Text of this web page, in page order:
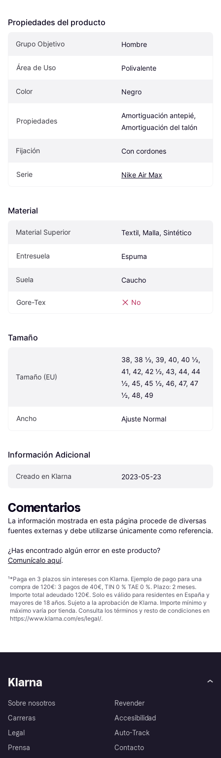
Propiedades del producto
Grupo Objetivo Hombre
Área de Uso Polivalente
Color Negro
Propiedades
Amortiguación antepié,
Amortiguación del talón
Fijación Con cordones
Serie Nike Air Max
Material
Material Superior Textil, Malla, Sintético
Entresuela Espuma
Suela Caucho
Gore-Tex No
Tamaño
Tamaño (EU)
38, 38 ½, 39, 40, 40 ½,
41, 42, 42 ½, 43, 44, 44
½, 45, 45 ½, 46, 47, 47
½, 48, 49
Ancho Ajuste Normal
Información Adicional
Creado en Klarna 2023-05-23
Comentarios
La información mostrada en esta página procede de diversas
fuentes externas y debe utilizarse únicamente como referencia.
¿Has encontrado algún error en este producto?
Comunícalo aquí.
¹*Paga en 3 plazos sin intereses con Klarna. Ejemplo de pago para una
compra de 120€: 3 pagos de 40€, TIN 0 % TAE 0 %. Plazo: 2 meses.
Importe total adeudado 120€. Solo es válido para residentes en España y
mayores de 18 años. Sujeto a la aprobación de Klarna. Importe mínimo y
máximo varía por tienda. Consulta los términos y resto de condiciones en
https://www.klarna.com/es/legal/.
Klarna
Sobre nosotros
Carreras
Legal
Prensa
Revender
Accesibilidad
Auto-Track
Contacto